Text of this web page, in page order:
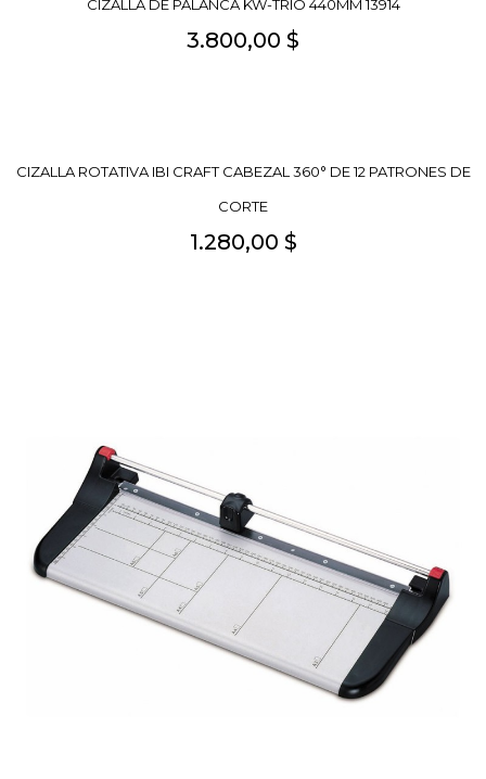
CIZALLA DE PALANCA KW-TRIO 440MM 13914
3.800,00 $
CIZALLA ROTATIVA IBI CRAFT CABEZAL 360° DE 12 PATRONES DE
CORTE
1.280,00 $